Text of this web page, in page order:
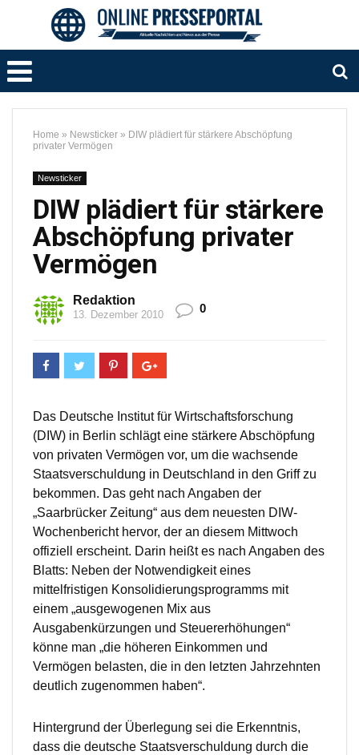
Home » Newsticker » DIW plädiert für stärkere Abschöpfung
privater Vermögen
Newsticker
DIW plädiert für stärkere
Abschöpfung privater
Vermögen
Redaktion
13. Dezember 2010 0
Das Deutsche Institut für Wirtschaftsforschung
(DIW) in Berlin schlägt eine stärkere Abschöpfung
von privaten Vermögen vor, um die wachsende
Staatsverschuldung in Deutschland in den Griff zu
bekommen. Das geht nach Angaben der
„Saarbrücker Zeitung“ aus dem neuesten DIW-
Wochenbericht hervor, der an diesem Mittwoch
offiziell erscheint. Darin heißt es nach Angaben des
Blatts: Neben der Notwendigkeit eines
mittelfristigen Konsolidierungsprogramms mit
einem „ausgewogenen Mix aus
Ausgabenkürzungen und Steuererhöhungen“
könne man „die höheren Einkommen und
Vermögen belasten, die in den letzten Jahrzehnten
deutlich zugenommen haben“.
Hintergrund der Überlegung sei die Erkenntnis,
dass die deutsche Staatsverschuldung durch die